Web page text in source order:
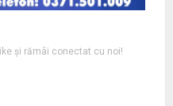
și rămâi conectat cu noi!